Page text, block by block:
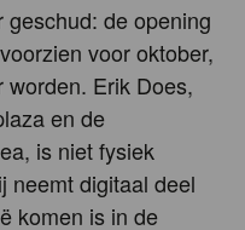
de opening
voor oktober,
Erik Does,
en de
is niet fysiek
neemt digitaal deel
komen is in de